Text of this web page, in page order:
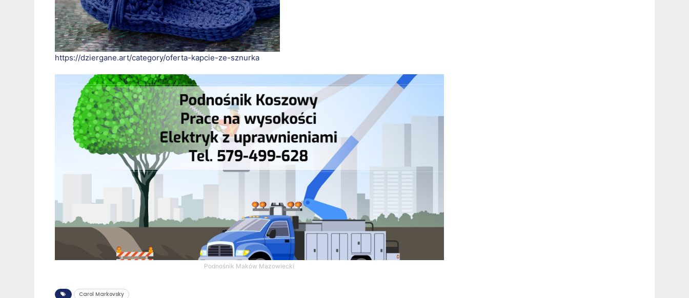
https://dziergane.art/category/oferta-kapcie-ze-sznurka
Podnośnik Maków Mazowiecki
Carol Markovsky